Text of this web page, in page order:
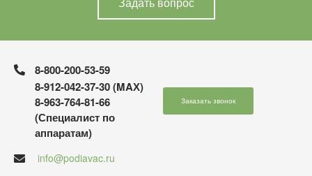
8-800-200-53-59
8-912-042-37-30 (MAХ)
8-963-764-81-66
(Специалист по
аппаратам)
Заказать звонок
info@podiavac.ru